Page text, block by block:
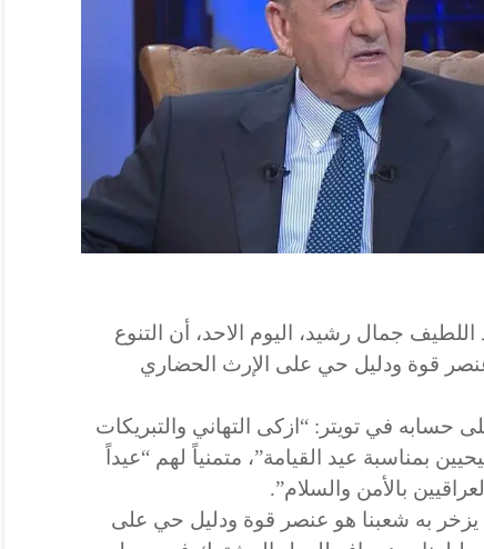
جمال رشيد، اليوم الاحد، أن التنوع
قوة ودليل حي على الإرث الحضاري
حسابه في تويتر : “ازكى التهاني والتبريكات
بمناسبة عيد القيامة”، متمنياً لهم “عيداً
بالأمن والسلام”.
يزخر به شعبنا هو عنصر قوة ودليل حي على